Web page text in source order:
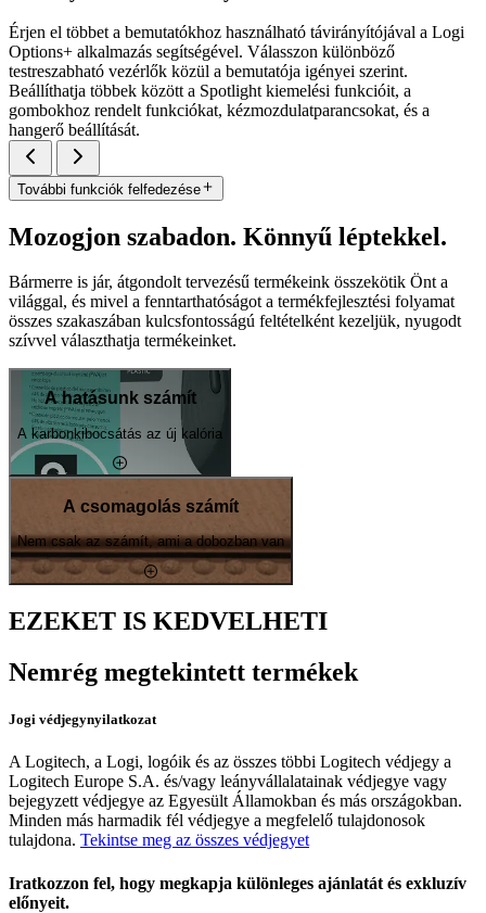
Érjen el többet a bemutatókhoz használható távirányítójával a Logi
Options+ alkalmazás segítségével. Válasszon különböző
testreszabható vezérlők közül a bemutatója igényei szerint.
Beállíthatja többek között a Spotlight kiemelési funkcióit, a
gombokhoz rendelt funkciókat, kézmozdulatparancsokat, és a
hangerő beállítását.
További funkciók felfedezése
Mozogjon szabadon. Könnyű léptekkel.
Bármerre is jár, átgondolt tervezésű termékeink összekötik Önt a
világgal, és mivel a fenntarthatóságot a termékfejlesztési folyamat
összes szakaszában kulcsfontosságú feltételként kezeljük, nyugodt
szívvel választhatja termékeinket.
A hatásunk számít
A karbonkibocsátás az új kalória
A csomagolás számít
Nem csak az számít, ami a dobozban van
EZEKET IS KEDVELHETI
Nemrég megtekintett termékek
Jogi védjegynyilatkozat
A Logitech, a Logi, logóik és az összes többi Logitech védjegy a
Logitech Europe S.A. és/vagy leányvállalatainak védjegye vagy
bejegyzett védjegye az Egyesült Államokban és más országokban.
Minden más harmadik fél védjegye a megfelelő tulajdonosok
tulajdona. Tekintse meg az összes védjegyet
Iratkozzon fel, hogy megkapja különleges ajánlatát és exkluzív
előnyeit.